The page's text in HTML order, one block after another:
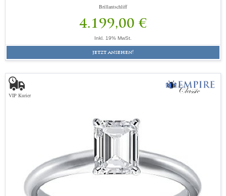
Brillantschliff
4.199,00 €
Inkl. 19% MwSt.
jetzt ansehen!
VIP Kurier